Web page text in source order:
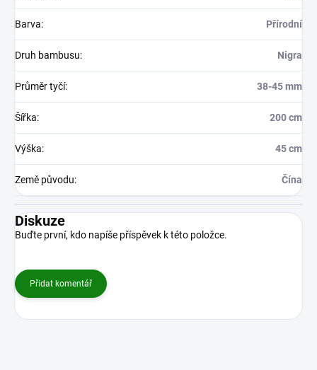
Barva: Přírodní
Druh bambusu: Nigra
Průměr tyčí: 38-45 mm
Šířka: 200 cm
Výška: 45 cm
Země původu: Čína
Diskuze
Buďte první, kdo napíše příspěvek k této položce.
Přidat komentář